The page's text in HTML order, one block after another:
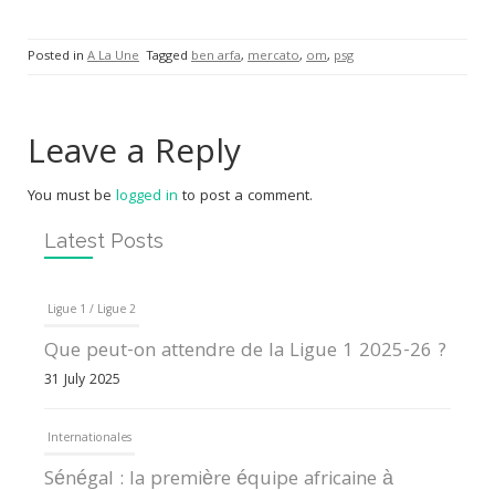
Posted in A La Une Tagged ben arfa, mercato, om, psg
Leave a Reply
You must be logged in to post a comment.
Latest Posts
Ligue 1 / Ligue 2
Que peut-on attendre de la Ligue 1 2025-26 ?
31 July 2025
Internationales
Sénégal : la première équipe africaine à